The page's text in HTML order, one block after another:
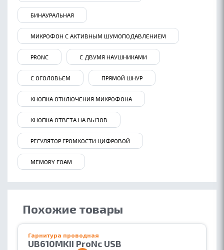
БИНАУРАЛЬНАЯ
МИКРОФОН С АКТИВНЫМ ШУМОПОДАВЛЕНИЕМ
PRONC С ДВУМЯ НАУШНИКАМИ
С ОГОЛОВЬЕМ ПРЯМОЙ ШНУР
КНОПКА ОТКЛЮЧЕНИЯ МИКРОФОНА
КНОПКА ОТВЕТА НА ВЫЗОВ
РЕГУЛЯТОР ГРОМКОСТИ ЦИФРОВОЙ
MEMORY FOAM
Похожие товары
Гарнитура проводная
UB610MKII ProNс USB